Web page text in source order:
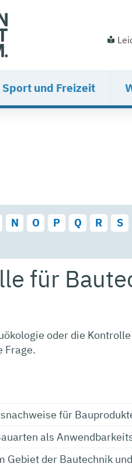
und Freizeit
N O P Q R S
für
oder die
Frage.
für
als
der Bautechnik